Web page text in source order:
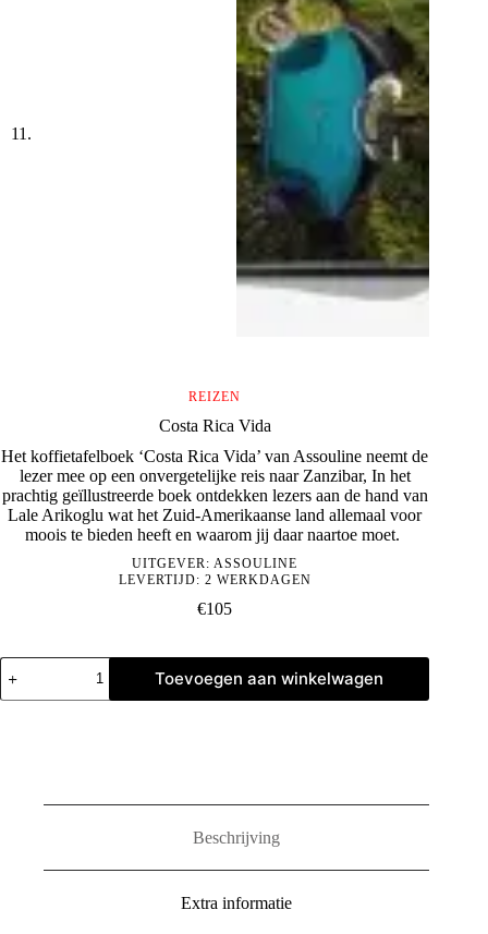
REIZEN
Costa Rica Vida
Het koffietafelboek ‘Costa Rica Vida’ van Assouline neemt de
lezer mee op een onvergetelijke reis naar Zanzibar, In het
prachtig geïllustreerde boek ontdekken lezers aan de hand van
Lale Arikoglu wat het Zuid-Amerikaanse land allemaal voor
moois te bieden heeft en waarom jij daar naartoe moet.
UITGEVER:ASSOULINE
LEVERTIJD: 2 WERKDAGEN
€105
Costa
Rica
Vida
Toevoegen aan winkelwagen
Beschrijving
Extra informatie